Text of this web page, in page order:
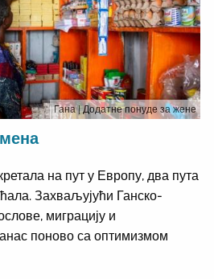
Гана| Додатне понуде за жене
на пут у Европу, два пута
Захваљујући Ганско-
миграцију и
поново са оптимизмом